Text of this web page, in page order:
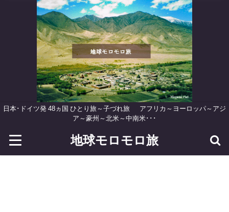
日本･ドイツ発 48ヵ国 ひとり旅～子づれ旅 アフリカ～ヨーロッパ～アジ
ア～豪州～北米～中南米･･･
地球モロモロ旅